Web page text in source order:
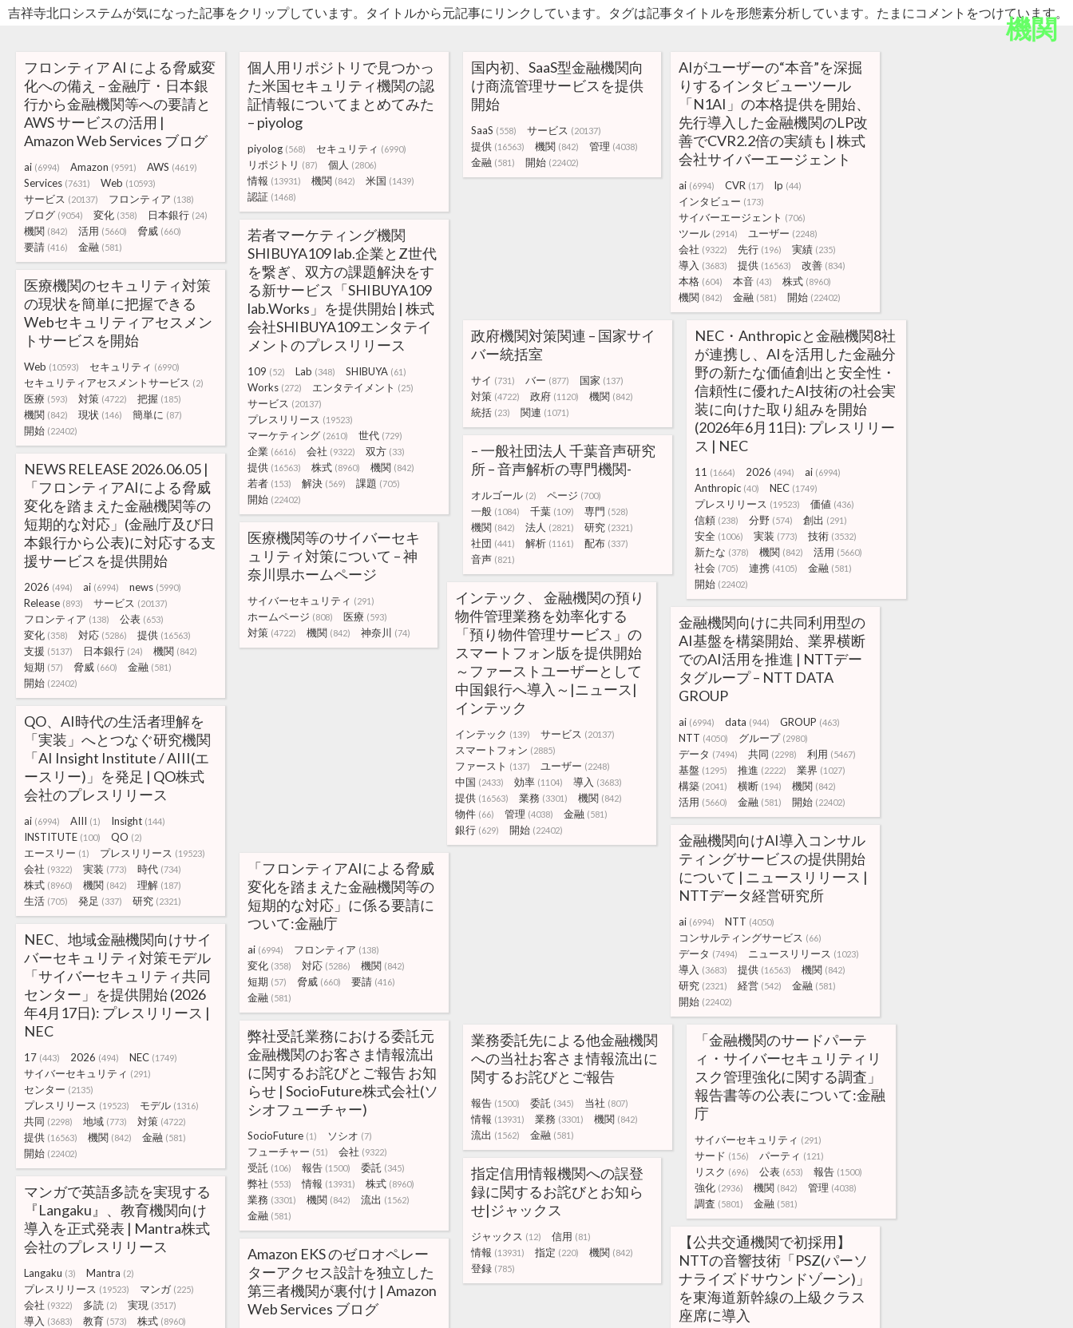
吉祥寺北口システムが気になった記事をクリップしています。タイトルから元記事にリンクしています。タグは記事タイトルを形態素分析しています。たまにコメントをつけています。
機関
フロンティア AI による脅威変
化への備え – 金融庁・日本銀
行から金融機関等への要請と
AWS サービスの活用 |
Amazon Web Services ブログ
ai (6994) Amazon (9591) AWS (4619)
Services (7631) Web (10593)
サービス (20137) フロンティア (138)
ブログ (9054) 変化 (358) 日本銀行 (24)
機関 (842) 活用 (5660) 脅威 (660)
要請 (416) 金融 (581)
個人用リポジトリで見つかっ
た米国セキュリティ機関の認
証情報についてまとめてみた
– piyolog
piyolog (568) セキュリティ (6990)
リポジトリ (87) 個人 (2806)
情報 (13931) 機関 (842) 米国 (1439)
認証 (1468)
国内初、SaaS型金融機関向
け商流管理サービスを提供
開始
SaaS (558) サービス (20137)
提供 (16563) 機関 (842) 管理 (4038)
金融 (581) 開始 (22402)
AIがユーザーの“本音”を深掘
りするインタビューツール
「N1AI」の本格提供を開始、
先行導入した金融機関のLP改
善でCVR2.2倍の実績も | 株式
会社サイバーエージェント
ai (6994) CVR (17) lp (44)
インタビュー (173)
サイバーエージェント (706)
ツール (2914) ユーザー (2248)
会社 (9322) 先行 (196) 実績 (235)
導入 (3683) 提供 (16563) 改善 (834)
本格 (604) 本音 (43) 株式 (8960)
機関 (842) 金融 (581) 開始 (22402)
若者マーケティング機関
SHIBUYA109 lab.企業とZ世代
を繋ぎ、双方の課題解決をす
る新サービス「SHIBUYA109
lab.Works」を提供開始 | 株式
会社SHIBUYA109エンタテイ
メントのプレスリリース
109 (52) Lab (348) SHIBUYA (61)
Works (272) エンタテイメント (25)
サービス (20137)
プレスリリース (19523)
マーケティング (2610) 世代 (729)
企業 (6616) 会社 (9322) 双方 (33)
提供 (16563) 株式 (8960) 機関 (842)
若者 (153) 解決 (569) 課題 (705)
開始 (22402)
医療機関のセキュリティ対策
の現状を簡単に把握できる
Webセキュリティアセスメン
トサービスを開始
Web (10593) セキュリティ (6990)
セキュリティアセスメントサービス (2)
医療 (593) 対策 (4722) 把握 (185)
機関 (842) 現状 (146) 簡単に (87)
開始 (22402)
政府機関対策関連 – 国家サイ
バー統括室
サイ (731) バー (877) 国家 (137)
対策 (4722) 政府 (1120) 機関 (842)
統括 (23) 関連 (1071)
NEC・Anthropicと金融機関8社
が連携し、AIを活用した金融分
野の新たな価値創出と安全性・
信頼性に優れたAI技術の社会実
装に向けた取り組みを開始
(2026年6月11日): プレスリリー
ス | NEC
11 (1664) 2026 (494) ai (6994)
Anthropic (40) NEC (1749)
プレスリリース (19523) 価値 (436)
信頼 (238) 分野 (574) 創出 (291)
安全 (1006) 実装 (773) 技術 (3532)
新たな (378) 機関 (842) 活用 (5660)
社会 (705) 連携 (4105) 金融 (581)
開始 (22402)
– 一般社団法人 千葉音声研究
所 – 音声解析の専門機関-
オルゴール (2) ページ (700)
一般 (1084) 千葉 (109) 専門 (528)
機関 (842) 法人 (2821) 研究 (2321)
社団 (441) 解析 (1161) 配布 (337)
音声 (821)
NEWS RELEASE 2026.06.05 |
「フロンティアAIによる脅威
変化を踏まえた金融機関等の
短期的な対応」(金融庁及び日
本銀行から公表)に対応する支
援サービスを提供開始
2026 (494) ai (6994) news (5990)
Release (893) サービス (20137)
フロンティア (138) 公表 (653)
変化 (358) 対応 (5286) 提供 (16563)
支援 (5137) 日本銀行 (24) 機関 (842)
短期 (57) 脅威 (660) 金融 (581)
開始 (22402)
医療機関等のサイバーセキ
ュリティ対策について – 神
奈川県ホームページ
サイバーセキュリティ (291)
ホームページ (808) 医療 (593)
対策 (4722) 機関 (842) 神奈川 (74)
インテック、 金融機関の預り
物件管理業務を効率化する
「預り物件管理サービス」の
スマートフォン版を提供開始
～ファーストユーザーとして
中国銀行へ導入～|ニュース|
インテック
インテック (139) サービス (20137)
スマートフォン (2885)
ファースト (137) ユーザー (2248)
中国 (2433) 効率 (1104) 導入 (3683)
提供 (16563) 業務 (3301) 機関 (842)
物件 (66) 管理 (4038) 金融 (581)
銀行 (629) 開始 (22402)
金融機関向けに共同利用型の
AI基盤を構築開始、業界横断
でのAI活用を推進 | NTTデー
タグループ – NTT DATA
GROUP
ai (6994) data (944) GROUP (463)
NTT (4050) グループ (2980)
データ (7494) 共同 (2298) 利用 (5467)
基盤 (1295) 推進 (2222) 業界 (1027)
構築 (2041) 横断 (194) 機関 (842)
活用 (5660) 金融 (581) 開始 (22402)
QO、AI時代の生活者理解を
「実装」へとつなぐ研究機関
「AI Insight Institute / AIII(エ
ースリー)」を発足 | QO株式
会社のプレスリリース
ai (6994) AIII (1) Insight (144)
INSTITUTE (100) QO (2)
エースリー (1) プレスリリース (19523)
会社 (9322) 実装 (773) 時代 (734)
株式 (8960) 機関 (842) 理解 (187)
生活 (705) 発足 (337) 研究 (2321)
金融機関向けAI導入コンサル
ティングサービスの提供開始
について | ニュースリリース |
NTTデータ経営研究所
ai (6994) NTT (4050)
コンサルティングサービス (66)
データ (7494) ニュースリリース (1023)
導入 (3683) 提供 (16563) 機関 (842)
研究 (2321) 経営 (542) 金融 (581)
開始 (22402)
「フロンティアAIによる脅威
変化を踏まえた金融機関等の
短期的な対応」に係る要請に
ついて:金融庁
ai (6994) フロンティア (138)
変化 (358) 対応 (5286) 機関 (842)
短期 (57) 脅威 (660) 要請 (416)
金融 (581)
NEC、地域金融機関向けサイ
バーセキュリティ対策モデル
「サイバーセキュリティ共同
センター」を提供開始 (2026
年4月17日): プレスリリース |
NEC
17 (443) 2026 (494) NEC (1749)
サイバーセキュリティ (291)
センター (2135)
プレスリリース (19523) モデル (1316)
共同 (2298) 地域 (773) 対策 (4722)
提供 (16563) 機関 (842) 金融 (581)
開始 (22402)
弊社受託業務における委託元
金融機関のお客さま情報流出
に関するお詫びとご報告 お知
らせ | SocioFuture株式会社(ソ
シオフューチャー)
SocioFuture (1) ソシオ (7)
フューチャー (51) 会社 (9322)
受託 (106) 報告 (1500) 委託 (345)
弊社 (553) 情報 (13931) 株式 (8960)
業務 (3301) 機関 (842) 流出 (1562)
金融 (581)
業務委託先による他金融機関
への当社お客さま情報流出に
関するお詫びとご報告
報告 (1500) 委託 (345) 当社 (807)
情報 (13931) 業務 (3301) 機関 (842)
流出 (1562) 金融 (581)
「金融機関のサードパーテ
ィ・サイバーセキュリティリ
スク管理強化に関する調査」
報告書等の公表について:金融
庁
サイバーセキュリティ (291)
サード (156) パーティ (121)
リスク (696) 公表 (653) 報告 (1500)
強化 (2936) 機関 (842) 管理 (4038)
調査 (5801) 金融 (581)
指定信用情報機関への誤登
録に関するお詫びとお知ら
せ|ジャックス
ジャックス (12) 信用 (81)
情報 (13931) 指定 (220) 機関 (842)
登録 (785)
マンガで英語多読を実現する
『Langaku』、教育機関向け
導入を正式発表 | Mantra株式
会社のプレスリリース
Langaku (3) Mantra (2)
プレスリリース (19523) マンガ (225)
会社 (9322) 多読 (2) 実現 (3517)
導入 (3683) 教育 (573) 株式 (8960)
【公共交通機関で初採用】
NTTの音響技術「PSZ(パーソ
ナライズドサウンドゾーン)」
を東海道新幹線の上級クラス
座席に導入
Amazon EKS のゼロオペレー
ターアクセス設計を独立した
第三者機関が裏付け | Amazon
Web Services ブログ